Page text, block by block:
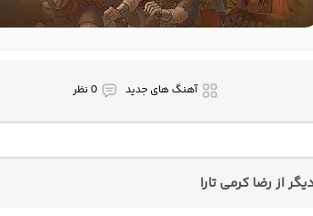
آهنگ های جدید 0 نظر
از رضا کرمی تارا